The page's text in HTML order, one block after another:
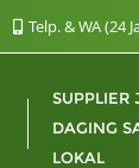
Telp. & WA (24
SUPPLIER
DAGING
LOKAL